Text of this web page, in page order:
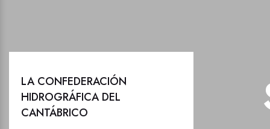
LA CONFEDERACIÓN
HIDROGRÁFICA DEL
CANTÁBRICO